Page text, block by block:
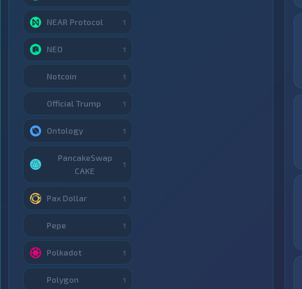
NEAR Protocol 1
NEO 1
Notcoin 1
Official Trump 1
Ontology 1
PancakeSwap
CAKE
1
Pax Dollar 1
Pepe 1
Polkadot 1
Polygon 1